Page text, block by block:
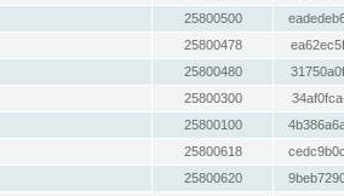
25800500
25800478
25800480
25800300
25800100
25800618
25800620